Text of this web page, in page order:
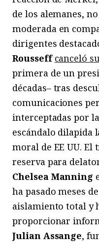
de los alemanes,
moderada en
dirigentes
Rousseff canceló
primera de un
décadas– tras
comunicaciones
interceptadas por
escándalo dilapida
moral de EE UU.
reserva para
Chelsea Manning
ha pasado meses
aislamiento total y
proporcionar
Julian Assange,